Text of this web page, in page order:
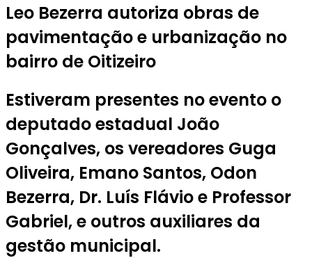
Leo Bezerra autoriza obras de
pavimentação e urbanização no
bairro de Oitizeiro
Estiveram presentes no evento o
deputado estadual João
Gonçalves, os vereadores Guga
Oliveira, Emano Santos, Odon
Bezerra, Dr. Luís Flávio e Professor
Gabriel, e outros auxiliares da
gestão municipal.